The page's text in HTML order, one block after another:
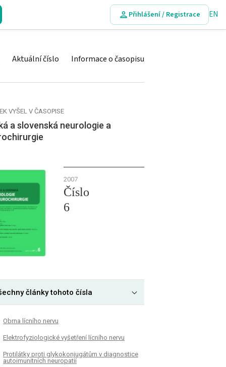
Přihlášení / Registrace EN
Aktuální číslo Informace o časopisu
VYŠEL V ČASOPISE
a slovenská neurologie a
2007
Číslo
6
články tohoto čísla
Obrna lícního nervu
Elektrofyziologické vyšetření lícního nervu
Protilátky proti glykokonjugátům v diagnostice
autoimunitních neuropatií